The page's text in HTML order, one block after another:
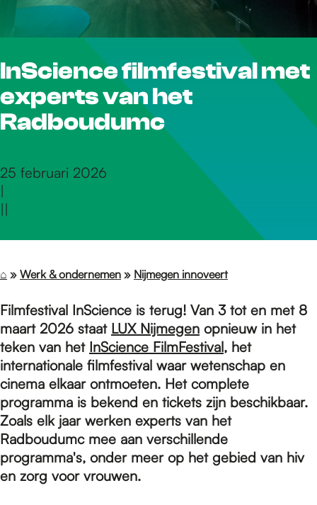
r
d
e
h
o
m
e
p
a
g
InScience filmfestival met
experts van het
Radboudumc
25 februari 2026
|
||
⌂ » Werk & ondernemen » Nijmegen innoveert
Filmfestival InScience is terug! Van 3 tot en met 8
maart 2026 staat LUX Nijmegen opnieuw in het
teken van het InScience FilmFestival, het
internationale filmfestival waar wetenschap en
cinema elkaar ontmoeten. Het complete
programma is bekend en tickets zijn beschikbaar.
Zoals elk jaar werken experts van het
Radboudumc mee aan verschillende
programma's, onder meer op het gebied van hiv
en zorg voor vrouwen.